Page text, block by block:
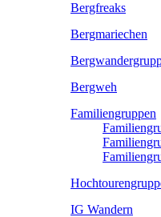
Bergfreaks
Bergmariechen
Bergweh
Familiengruppen
IG Wandern